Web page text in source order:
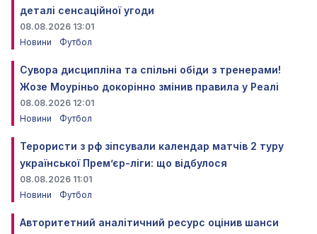
деталі сенсаційної угоди
08.08.2026 13:01
Новини
Футбол
Сувора дисципліна та спільні обіди з тренерами!
Жозе Моуріньо докорінно змінив правила у Реалі
08.08.2026 12:01
Новини
Футбол
Терористи з рф зіпсували календар матчів 2 туру
української Прем’єр-ліги: що відбулося
08.08.2026 11:01
Новини
Футбол
Авторитетний аналітичний ресурс оцінив шанси